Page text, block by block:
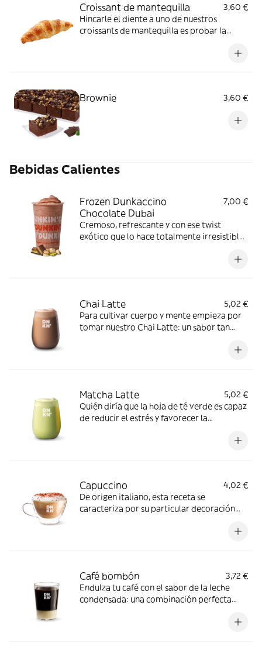
Croissant de mantequilla
3,60 €
Hincarle el diente a uno de nuestros
croissants de mantequilla es probar la
Brownie 3,60 €
Bebidas Calientes
Frozen Dunkaccino
Chocolate Dubai
7,00 €
Cremoso, refrescante y con ese twist
exótico que lo hace totalmente irresistible.
Chai Latte
5,02 €
Para cultivar cuerpo y mente empieza por
tomar nuestro Chai Latte: un sabor tan
Matcha Latte
5,02 €
Quién diría que la hoja de té verde es capaz
de reducir el estrés y favorecer la
Capuccino
4,02 €
De origen italiano, esta receta se
caracteriza por su particular decoración
Café bombón
3,72 €
Endulza tu café con el sabor de la leche
condensada: una combinación perfecta